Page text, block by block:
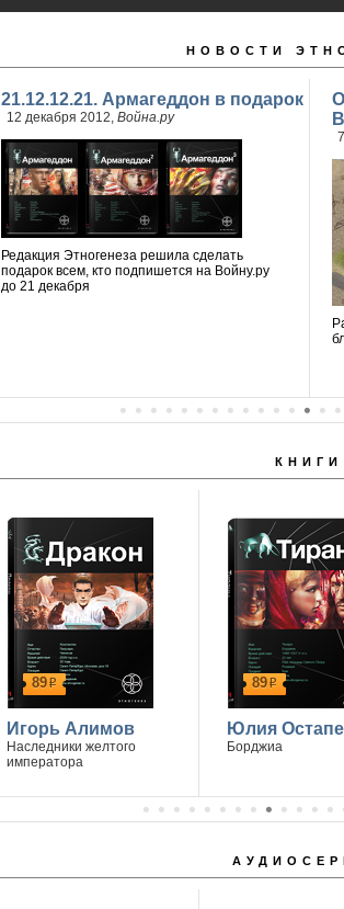
НОВОСТИ
21.12.12.21. Армагеддон в подарок
12 декабря 2012, Война.ру
Редакция Этногенеза решила сделать
подарок всем, кто подпишется на Войну.ру
до 21 декабря
КНИГИ
89р
Игорь Алимов
Наследники желтого
императора
89р
Юлия
Борджиа